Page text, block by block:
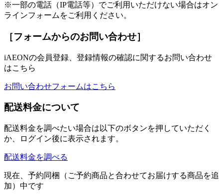
※一部の電話（IP電話等）でご利用いただけない場合はオン
ラインフォームをご利用ください。
［フォームからのお問い合わせ］
iAEONの会員登録、登録情報の確認に関するお問い合わせ
はこちら
お問い合わせフォームはこちら
配送料金について
配送料金を調べたい場合は以下のボタンを押していただく
か、ログイン後に表示されます。
配送料金を調べる
現在、予約同梱（ご予約商品と合わせてお届けする商品を追
加）中です